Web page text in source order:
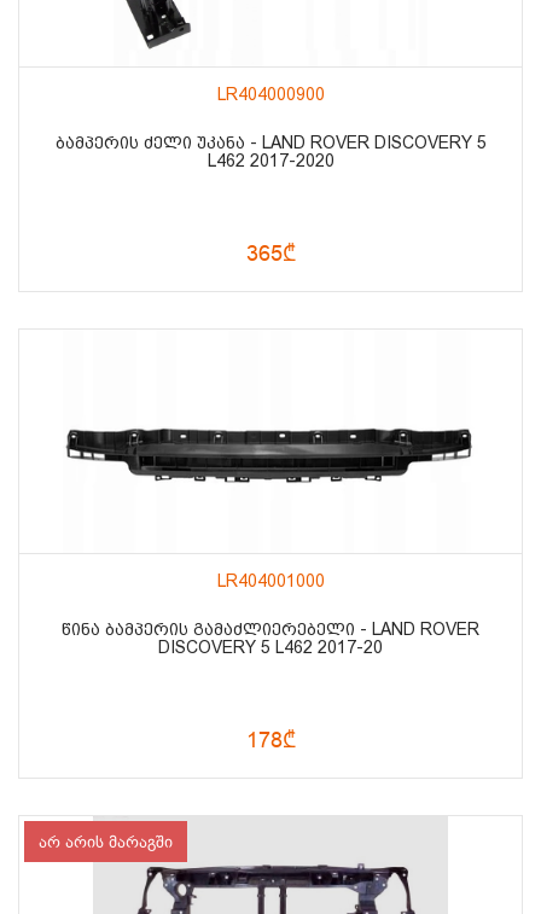
LR404000900
ᲑᲐᲛᲞᲔᲠᲘᲡ ᲫᲔᲚᲘ ᲣᲙᲐᲜᲐ - LAND ROVER DISCOVERY 5
L462 2017-2020
365₾
LR404001000
ᲬᲘᲜᲐ ᲑᲐᲛᲞᲔᲠᲘᲡ ᲒᲐᲛᲐᲫᲚᲘᲔᲠᲔᲑᲔᲚᲘ - LAND ROVER
DISCOVERY 5 L462 2017-20
178₾
არ არის მარაგში